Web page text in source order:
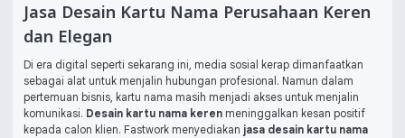
Jasa Desain Kartu Nama Perusahaan Keren
dan Elegan
Di era digital seperti sekarang ini, media sosial kerap dimanfaatkan
sebagai alat untuk menjalin hubungan profesional. Namun dalam
pertemuan bisnis, kartu nama masih menjadi akses untuk menjalin
komunikasi. Desain kartu nama keren meninggalkan kesan positif
kepada calon klien. Fastwork menyediakan jasa desain kartu nama